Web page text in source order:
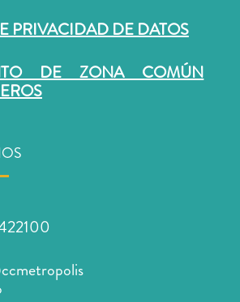
PRIVACIDAD DE DATOS
DE ZONA COMÚN